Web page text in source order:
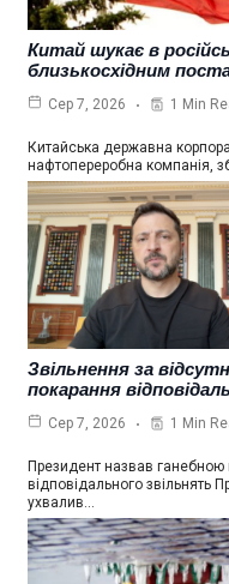
Китай шукає в
близькосхідним
Сер 7, 2026 1 Min
Китайська державна
нафтопереробна компанія,
Звільнення за
покарання
Сер 7, 2026 1 Min
Президент назвав ганебною
відповідального звільнять
ухвалив…